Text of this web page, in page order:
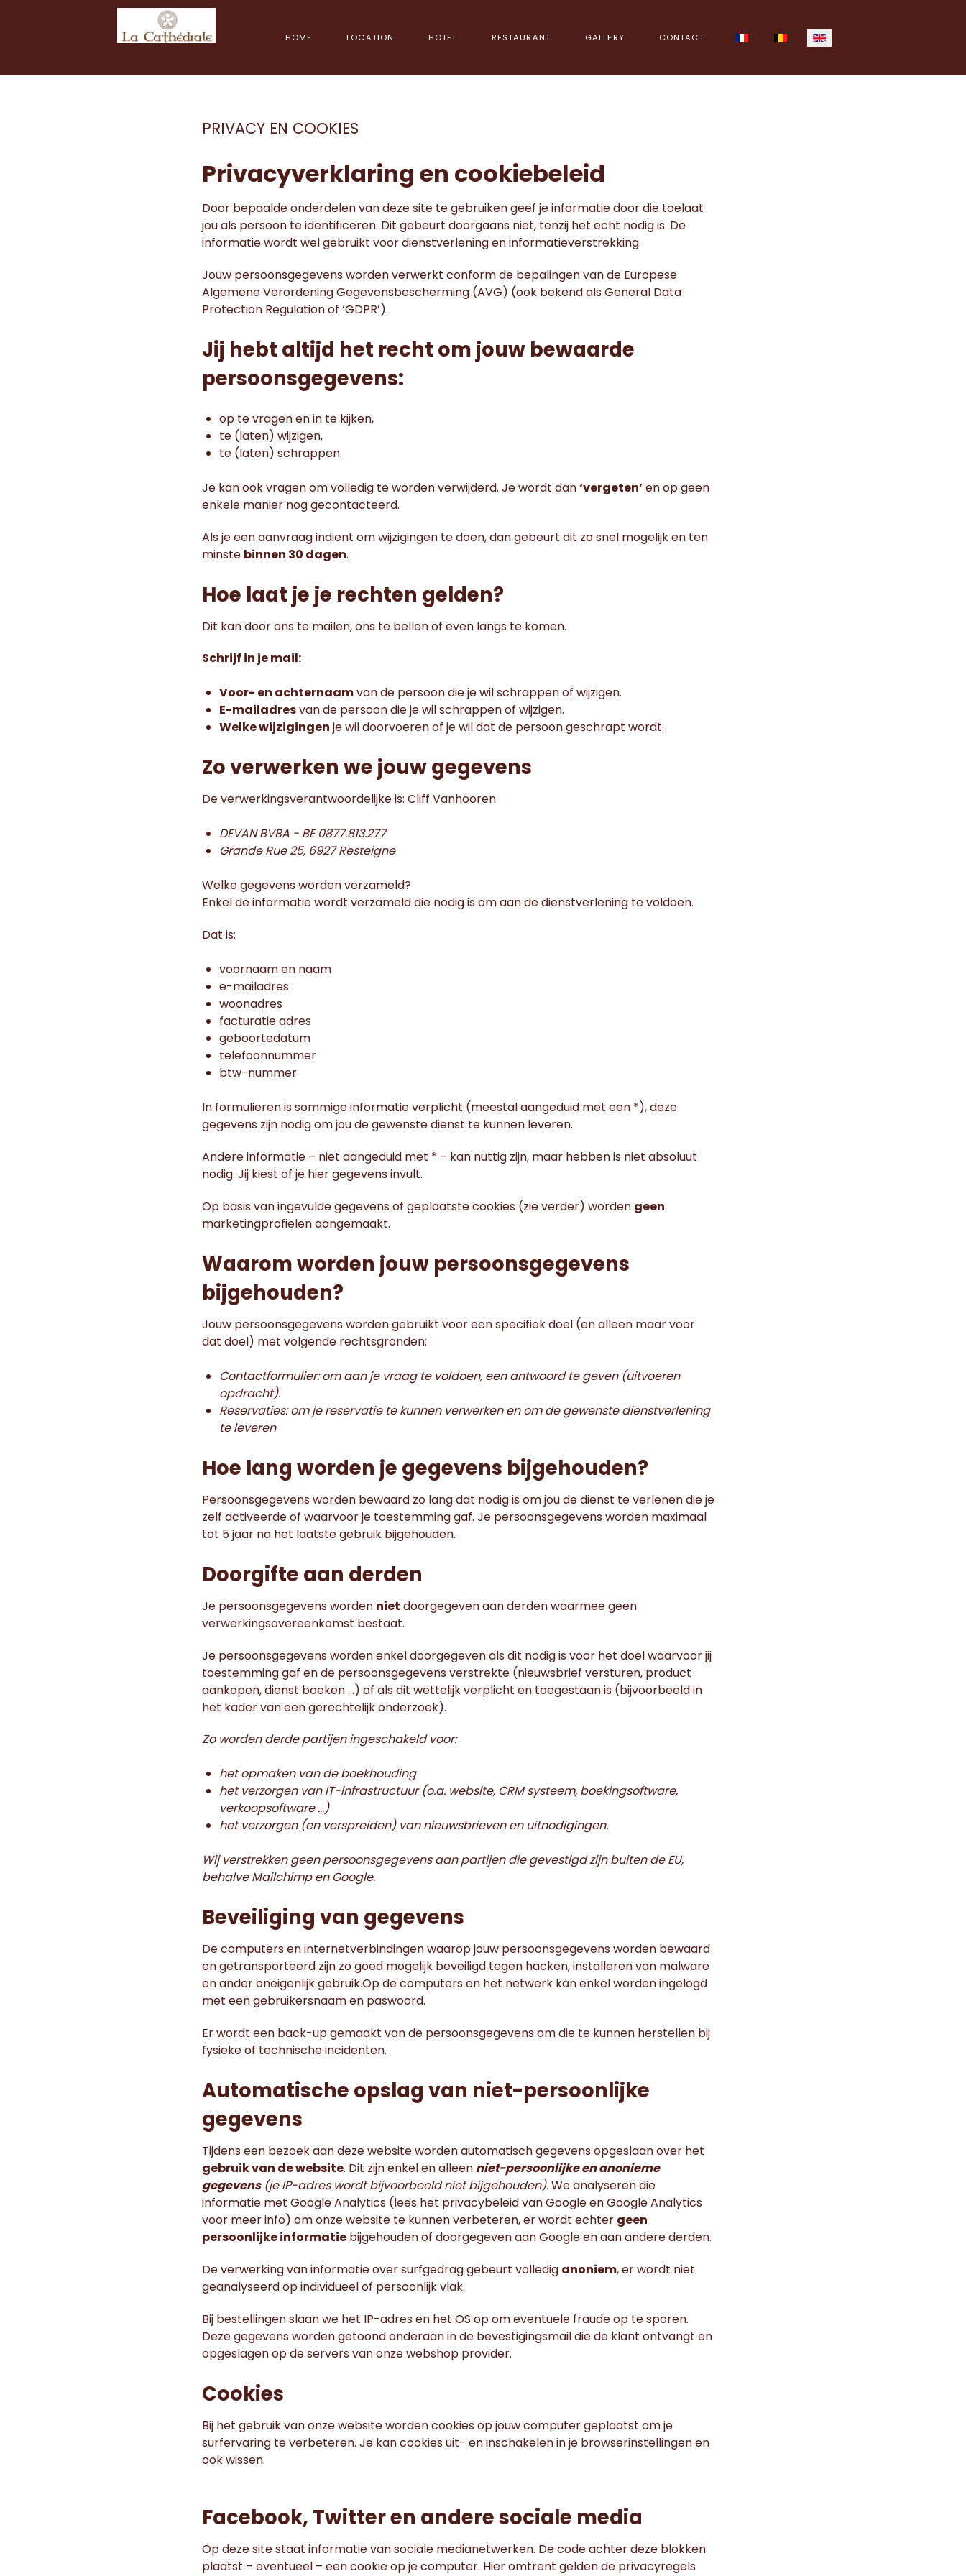
HOME LOCATION HOTEL RESTAURANT GALLERY CONTACT Select your language
PRIVACY EN COOKIES
Privacyverklaring en cookiebeleid
Door bepaalde onderdelen van deze site te gebruiken geef je informatie door die toelaat
jou als persoon te identificeren. Dit gebeurt doorgaans niet, tenzij het echt nodig is. De
informatie wordt wel gebruikt voor dienstverlening en informatieverstrekking.
Jouw persoonsgegevens worden verwerkt conform de bepalingen van de Europese
Algemene Verordening Gegevensbescherming (AVG) (ook bekend als General Data
Protection Regulation of ‘GDPR’).
Jij hebt altijd het recht om jouw bewaarde
persoonsgegevens:
op te vragen en in te kijken,
te (laten) wijzigen,
te (laten) schrappen.
Je kan ook vragen om volledig te worden verwijderd. Je wordt dan‘vergeten’en op geen
enkele manier nog gecontacteerd.
Als je een aanvraag indient om wijzigingen te doen, dan gebeurt dit zo snel mogelijk en ten
minste binnen 30 dagen.
Hoe laat je je rechten gelden?
Dit kan door ons te mailen, ons te bellen of even langs te komen.
Schrijf in je mail:
Voor- en achternaamvan de persoon die je wil schrappen of wijzigen.
E-mailadresvan de persoon die je wil schrappen of wijzigen.
Welke wijzigingen je wil doorvoeren of je wil dat de persoon geschrapt wordt.
Zo verwerken we jouw gegevens
De verwerkingsverantwoordelijke is: Cliff Vanhooren
DEVAN BVBA - BE 0877.813.277
Grande Rue 25, 6927 Resteigne
Welke gegevens worden verzameld?
Enkel de informatie wordt verzameld die nodig is om aan de dienstverlening te voldoen.
Dat is:
voornaam en naam
e-mailadres
woonadres
facturatie adres
geboortedatum
telefoonnummer
btw-nummer
In formulieren is sommige informatie verplicht (meestal aangeduid met een *), deze
gegevens zijn nodig om jou de gewenste dienst te kunnen leveren.
Andere informatie – niet aangeduid met * – kan nuttig zijn, maar hebben is niet absoluut
nodig. Jij kiest of je hier gegevens invult.
Op basis van ingevulde gegevens of geplaatste cookies (zie verder) worden geen
marketingprofielen aangemaakt.
Waarom worden jouw persoonsgegevens
bijgehouden?
Jouw persoonsgegevens worden gebruikt voor een specifiek doel (en alleen maar voor
dat doel) met volgende rechtsgronden:
Contactformulier: om aan je vraag te voldoen, een antwoord te geven (uitvoeren
opdracht).
Reservaties: om je reservatie te kunnen verwerken en om de gewenste dienstverlening
te leveren
Hoe lang worden je gegevens bijgehouden?
Persoonsgegevens worden bewaard zo lang dat nodig is om jou de dienst te verlenen die je
zelf activeerde of waarvoor je toestemming gaf. Je persoonsgegevens worden maximaal
tot 5 jaar na het laatste gebruik bijgehouden.
Doorgifte aan derden
Je persoonsgegevens worden niet doorgegeven aan derden waarmee geen
verwerkingsovereenkomst bestaat.
Je persoonsgegevens worden enkel doorgegeven als dit nodig is voor het doel waarvoor jij
toestemming gaf en de persoonsgegevens verstrekte (nieuwsbrief versturen, product
aankopen, dienst boeken …) of als dit wettelijk verplicht en toegestaan is (bijvoorbeeld in
het kader van een gerechtelijk onderzoek).
Zo worden derde partijen ingeschakeld voor:
het opmaken van de boekhouding
het verzorgen van IT-infrastructuur (o.a. website, CRM systeem, boekingsoftware,
verkoopsoftware …)
het verzorgen (en verspreiden) van nieuwsbrieven en uitnodigingen.
Wij verstrekken geen persoonsgegevens aan partijen die gevestigd zijn buiten de EU,
behalve Mailchimp en Google.
Beveiliging van gegevens
De computers en internetverbindingen waarop jouw persoonsgegevens worden bewaard
en getransporteerd zijn zo goed mogelijk beveiligd tegen hacken, installeren van malware
en ander oneigenlijk gebruik.Op de computers en het netwerk kan enkel worden ingelogd
met een gebruikersnaam en paswoord.
Er wordt een back-up gemaakt van de persoonsgegevens om die te kunnen herstellen bij
fysieke of technische incidenten.
Automatische opslag van niet-persoonlijke
gegevens
Tijdens een bezoek aan deze website worden automatisch gegevens opgeslaan over het
gebruik van de website. Dit zijn enkel en alleen niet-persoonlijke en anonieme
gegevens(je IP-adres wordt bijvoorbeeld niet bijgehouden).We analyseren die
informatie met Google Analytics (lees het privacybeleid van Google en Google Analytics
voor meer info) om onze website te kunnen verbeteren, er wordt echter geen
persoonlijke informatie bijgehouden of doorgegeven aan Google en aan andere derden.
De verwerking van informatie over surfgedrag gebeurt volledig anoniem, er wordt niet
geanalyseerd op individueel of persoonlijk vlak.
Bij bestellingen slaan we het IP-adres en het OS op om eventuele fraude op te sporen.
Deze gegevens worden getoond onderaan in de bevestigingsmail die de klant ontvangt en
opgeslagen op de servers van onze webshop provider.
Cookies
Bij het gebruik van onze website worden cookies op jouw computer geplaatst om je
surfervaring te verbeteren. Je kan cookies uit- en inschakelen in je browserinstellingen en
ook wissen.
Facebook, Twitter en andere sociale media
Op deze site staat informatie van sociale medianetwerken. De code achter deze blokken
plaatst – eventueel – een cookie op je computer. Hier omtrent gelden de privacyregels